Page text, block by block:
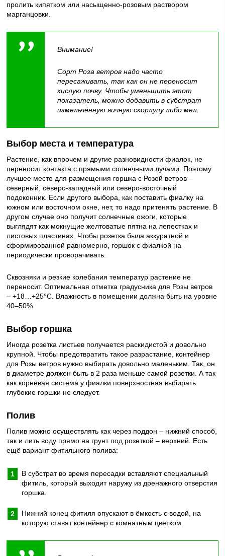
пролить кипятком или насыщенно-розовым раствором
марганцовки.
Внимание!
Сорт Роза ветров надо часто
пересаживать, так как он не переносит
кислую почву. Чтобы уменьшить этот
показатель, можно добавить в субстрат
измельчённую яичную скорлупу либо мел.
Выбор места и температура
Растение, как впрочем и другие разновидности фиалок, не
переносит контакта с прямыми солнечными лучами. Поэтому
лучшее место для размещения горшка с Розой ветров –
северный, северо-западный или северо-восточный
подоконник. Если другого выбора, как поставить фиалку на
южном или восточном окне, нет, то надо притенять растение. В
другом случае оно получит солнечные ожоги, которые
выглядят как мокнущие желтоватые пятна на лепестках и
листовых пластинах. Чтобы розетка была аккуратной и
сформированной равномерно, горшок с фиалкой на
периодически проворачивать.
Сквозняки и резкие колебания температур растение не
переносит. Оптимальная отметка градусника для Розы ветров
– +18…+25°C. Влажность в помещении должна быть на уровне
40–50%.
Выбор горшка
Иногда розетка листьев получается раскидистой и довольно
крупной. Чтобы предотвратить такое разрастание, контейнер
для Розы ветров нужно выбирать довольно маленьким. Так, он
в диаметре должен быть в 2 раза меньше самой розетки. А так
как корневая система у фиалки поверхностная выбирать
глубокие горшки не следует.
Полив
Полив можно осуществлять как через поддон – нижний способ,
так и лить воду прямо на грунт под розеткой – верхний. Есть
ещё вариант фитильного полива:
В субстрат во время пересадки вставляют специальный
фитиль, который выходит наружу из дренажного отверстия
горшка.
Нижний конец фитиля опускают в ёмкость с водой, на
которую ставят контейнер с комнатным цветком.